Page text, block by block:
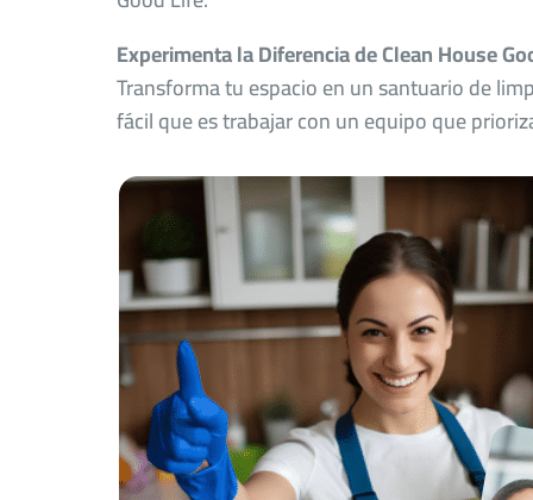
Experimenta la Diferencia de Clean House
Transforma tu espacio en un santuario de
fácil que es trabajar con un equipo que